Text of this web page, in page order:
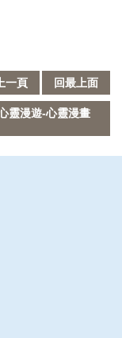
一頁 回最上面
靈漫遊-心靈漫畫